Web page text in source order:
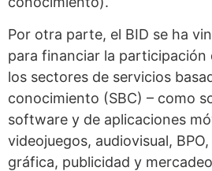
Por otra parte, el BID se ha
para financiar la participación
los sectores de servicios
conocimiento (SBC) – como
software y de aplicaciones
videojuegos, audiovisual,
gráfica, publicidad y